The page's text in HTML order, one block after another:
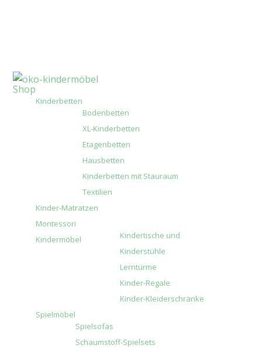
Shop
Kinderbetten
Bodenbetten
XL-Kinderbetten
Etagenbetten
Hausbetten
Kinderbetten mit Stauraum
Textilien
Kinder-Matratzen
Montessori
Kindermöbel
Kindertische und
Kinderstühle
Lerntürme
Kinder-Regale
Kinder-Kleiderschränke
Spielmöbel
Spielsofas
Schaumstoff-Spielsets